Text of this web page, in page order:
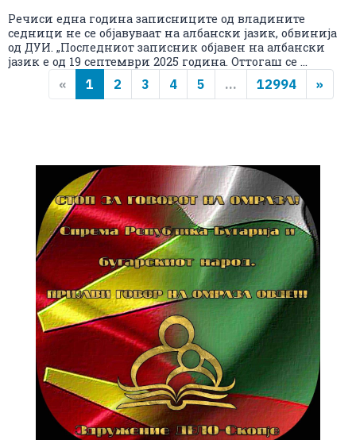
Речиси една година записниците од владините
седници не се објавуваат на албански јазик, обвинија
од ДУИ. „Последниот записник објавен на албански
јазик е од 19 септември 2025 година. Оттогаш се ...
« 1 2 3 4 5 ... 12994 »